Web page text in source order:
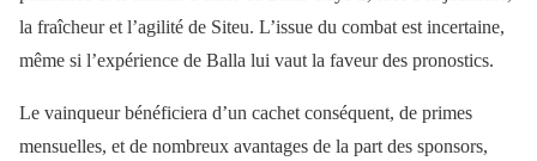
la fraîcheur et l’agilité de Siteu. L’issue du combat est incertaine,
même si l’expérience de Balla lui vaut la faveur des pronostics.
Le vainqueur bénéficiera d’un cachet conséquent, de primes
mensuelles, et de nombreux avantages de la part des sponsors,